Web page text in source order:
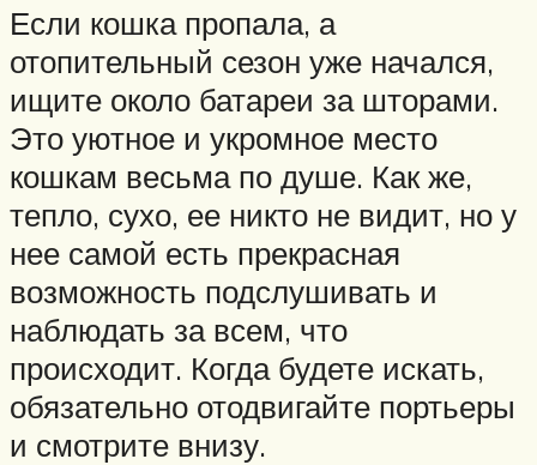
Если кошка пропала, а
отопительный сезон уже начался,
ищите около батареи за шторами.
Это уютное и укромное место
кошкам весьма по душе. Как же,
тепло, сухо, ее никто не видит, но у
нее самой есть прекрасная
возможность подслушивать и
наблюдать за всем, что
происходит. Когда будете искать,
обязательно отодвигайте портьеры
и смотрите внизу.